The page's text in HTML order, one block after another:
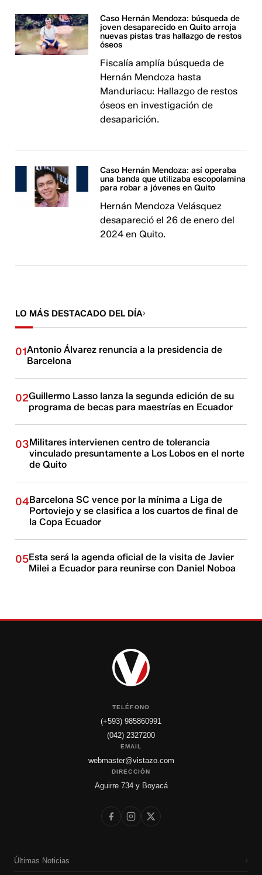
Caso Hernán Mendoza: búsqueda de
joven desaparecido en Quito arroja
nuevas pistas tras hallazgo de restos
óseos
Fiscalía amplía búsqueda de
Hernán Mendoza hasta
Manduriacu: Hallazgo de restos
óseos en investigación de
desaparición.
Caso Hernán Mendoza: así operaba
una banda que utilizaba escopolamina
para robar a jóvenes en Quito
Hernán Mendoza Velásquez
desapareció el 26 de enero del
2024 en Quito.
LO MÁS DESTACADO DEL DÍA
01Antonio Álvarez renuncia a la presidencia de
Barcelona
02Guillermo Lasso lanza la segunda edición de su
programa de becas para maestrías en Ecuador
03Militares intervienen centro de tolerancia
vinculado presuntamente a Los Lobos en el norte
de Quito
04Barcelona SC vence por la mínima a Liga de
Portoviejo y se clasifica a los cuartos de final de
la Copa Ecuador
05Esta será la agenda oficial de la visita de Javier
Milei a Ecuador para reunirse con Daniel Noboa
TELÉFONO
(+593) 985860991
(042) 2327200
EMAIL
webmaster@vistazo.com
DIRECCIÓN
Aguirre 734 y Boyacá
Últimas Noticias ›